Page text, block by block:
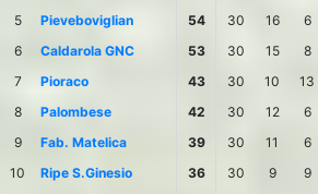
5
Pieveboviglian 54 30 16 6
6
Caldarola GNC 53 30 15 8
7
Pioraco 43 30 10 13
8
Palombese 42 30 12 6
9
Fab. Matelica 39 30 11 6
10
Ripe S.Ginesio 36 30 9 9